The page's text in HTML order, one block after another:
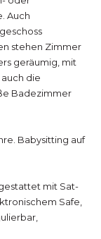
Auch
stehen Zimmer
geräumig, mit
die
Badezimmer
Babysitting auf
mit Sat-
Safe,